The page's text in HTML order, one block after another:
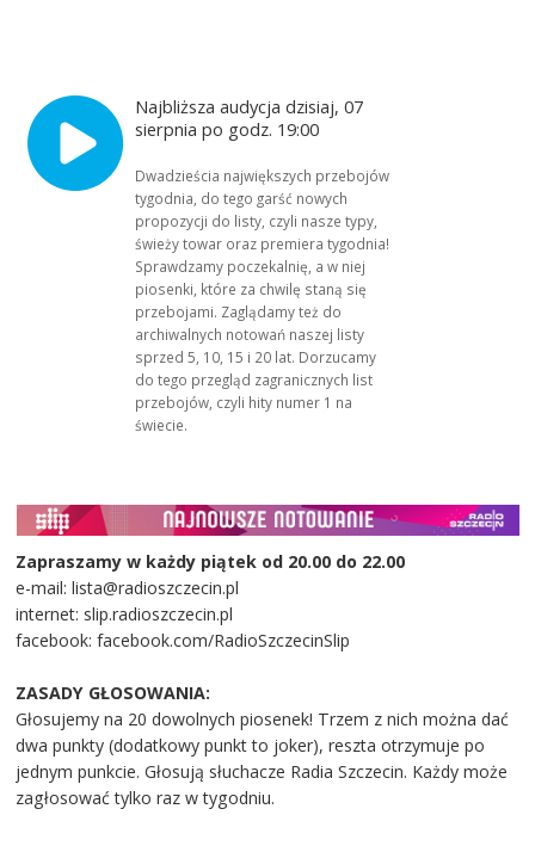
Najbliższa audycja dzisiaj, 07
sierpnia po godz. 19:00
Dwadzieścia największych przebojów
tygodnia, do tego garść nowych
propozycji do listy, czyli nasze typy,
świeży towar oraz premiera tygodnia!
Sprawdzamy poczekalnię, a w niej
piosenki, które za chwilę staną się
przebojami. Zaglądamy też do
archiwalnych notowań naszej listy
sprzed 5, 10, 15 i 20 lat. Dorzucamy
do tego przegląd zagranicznych list
przebojów, czyli hity numer 1 na
świecie.
Zapraszamy w każdy piątek od 20.00 do 22.00
e-mail: lista@radioszczecin.pl
internet: slip.radioszczecin.pl
facebook: facebook.com/RadioSzczecinSlip
ZASADY GŁOSOWANIA:
Głosujemy na 20 dowolnych piosenek! Trzem z nich można dać
dwa punkty (dodatkowy punkt to joker), reszta otrzymuje po
jednym punkcie. Głosują słuchacze Radia Szczecin. Każdy może
zagłosować tylko raz w tygodniu.